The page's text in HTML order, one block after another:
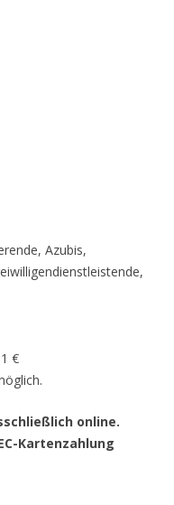
Azubis,
€
online.
Kartenzahlung